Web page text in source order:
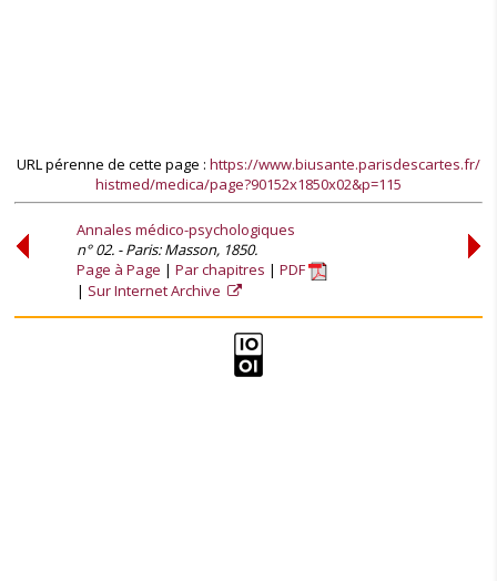
URL pérenne de cette page : https://www.biusante.parisdescartes.fr/
histmed/medica/page?90152x1850x02&p=115
Annales médico-psychologiques
n° 02. - Paris: Masson, 1850.
Page à Page
Par chapitres
PDF
Sur Internet Archive